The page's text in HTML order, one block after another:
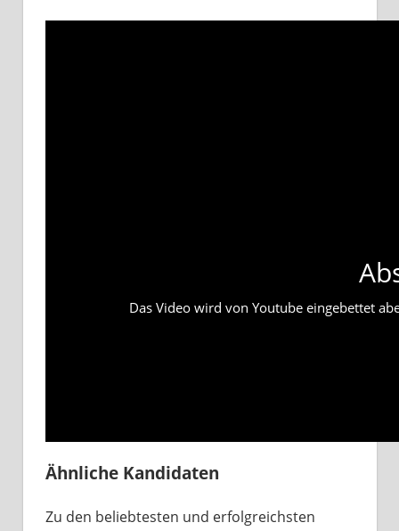
Das Video wird von Youtube eingebettet
Ähnliche Kandidaten
Zu den beliebtesten und erfolgreichsten